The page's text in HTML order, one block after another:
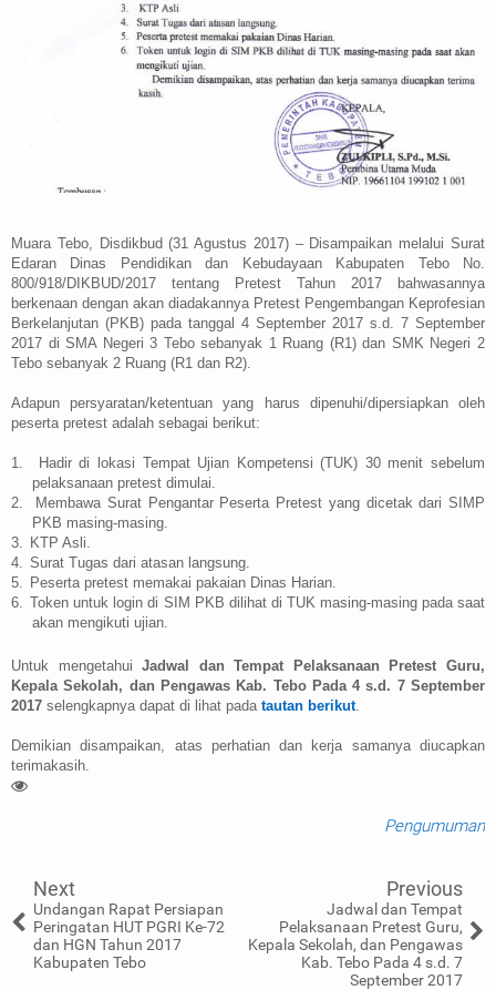
Muara Tebo, Disdikbud (31 Agustus 2017) – Disampaikan melalui Surat
Edaran Dinas Pendidikan dan
Kebudayaan Kabupaten Tebo No.
800/918/DIKBUD/2017 tentang Pretest Tahun 2017 bahwasannya
berkenaan dengan akan diadakannya Pretest Pengembangan Keprofesian
Berkelanjutan (PKB) pada tanggal 4 September 2017 s.d. 7 September
2017 di SMA Negeri 3 Tebo sebanyak 1 Ruang (R1) dan SMK Negeri 2
Tebo sebanyak 2 Ruang (R1 dan R2).
Adapun persyaratan/ketentuan yang harus dipenuhi/dipersiapkan oleh
peserta pretest adalah sebagai berikut:
1.
Hadir di lokasi Tempat Ujian Kompetensi (TUK) 30 menit sebelum
pelaksanaan pretest dimulai.
2.
Membawa Surat Pengantar Peserta Pretest yang dicetak dari SIMP
PKB masing-masing.
3.
KTP Asli.
4.
Surat Tugas dari atasan langsung.
5.
Peserta pretest memakai pakaian Dinas Harian.
6.
Token untuk login di SIM PKB dilihat di TUK masing-masing pada saat
akan mengikuti ujian.
Untuk mengetahuiJadwal dan Tempat Pelaksanaan Pretest Guru,
Kepala Sekolah, dan Pengawas Kab. Tebo Pada 4 s.d. 7 September
2017 selengkapnya dapat di lihat pada tautan berikut.
Demikian disampaikan, atas perhatian dan kerja samanya diucapkan
terimakasih.
Pengumuman
Next
Undangan Rapat Persiapan
Peringatan HUT PGRI Ke-72
dan HGN Tahun 2017
Kabupaten Tebo
Previous
Jadwal dan Tempat
Pelaksanaan Pretest Guru,
Kepala Sekolah, dan Pengawas
Kab. Tebo Pada 4 s.d. 7
September 2017